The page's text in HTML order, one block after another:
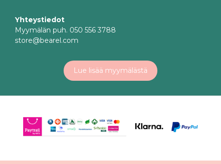
Yhteystiedot
Myymälän puh. 050 556 3788
store@bearel.com
Lue lisää myymälästä